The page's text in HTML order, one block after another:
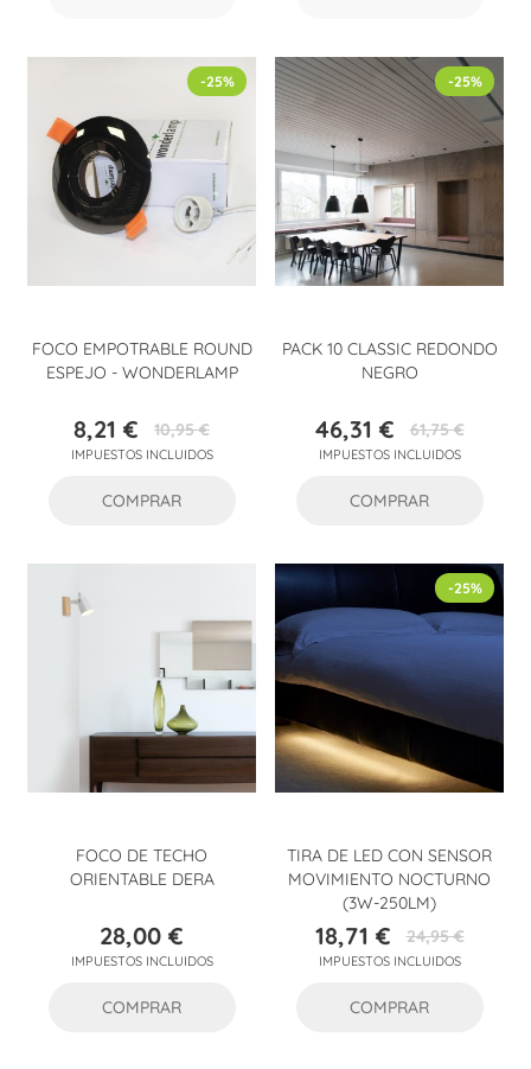
FOCO EMPOTRABLE ROUND
ESPEJO - WONDERLAMP
Precio
8,21 € Precio
base
10,95 €
IMPUESTOS INCLUIDOS
-25%
COMPRAR
PACK 10 CLASSIC REDONDO
NEGRO
Precio
46,31 €Precio
base
61,75 €
IMPUESTOS INCLUIDOS
-25%
COMPRAR
FOCO DE TECHO
ORIENTABLE DERA
Precio
28,00 €
IMPUESTOS INCLUIDOS
COMPRAR
TIRA DE LED CON SENSOR
MOVIMIENTO NOCTURNO
(3W-250LM)
Precio
18,71 €Precio
base
24,95 €
IMPUESTOS INCLUIDOS
-25%
COMPRAR